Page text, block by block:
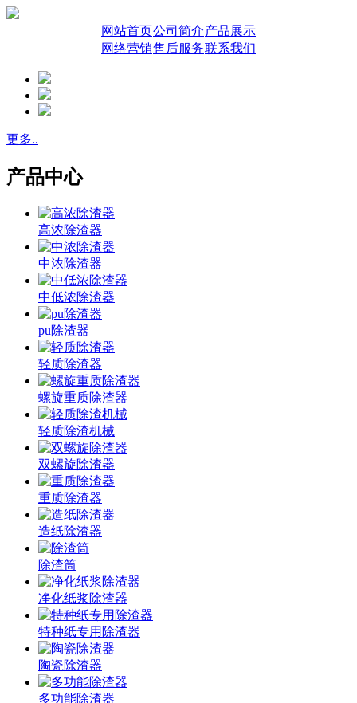
网站首页公司简介产品展示
网络营销售后服务联系我们
更多..
产品中心
高浓除渣器
中浓除渣器
中低浓除渣器
pu除渣器
轻质除渣器
螺旋重质除渣器
轻质除渣机械
双螺旋除渣器
重质除渣器
造纸除渣器
除渣筒
净化纸浆除渣器
特种纸专用除渣器
陶瓷除渣器
多功能除渣器